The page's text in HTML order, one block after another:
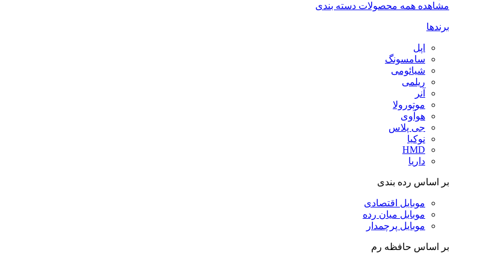
مشاهده همه محصولات دسته بندی
برندها
اپل
سامسونگ
شیائومی
ریلمی
آنر
موتورولا
هوآوی
جی پلاس
نوکیا
HMD
داریا
بر اساس رده بندی
موبایل اقتصادی
موبایل میان رده
موبایل پرچمدار
بر اساس حافظه رم